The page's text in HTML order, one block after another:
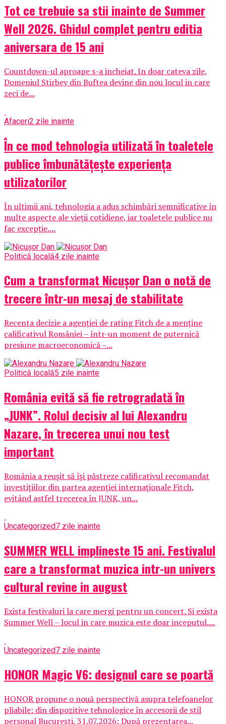
Tot ce trebuie sa stii inainte de Summer
Well 2026. Ghidul complet pentru editia
aniversara de 15 ani
Countdown-ul aproape s-a incheiat. In doar cateva zile,
Domeniul Stirbey din Buftea devine din nou locul in care
zeci de...
Afaceri2 zile inainte
În ce mod tehnologia utilizată în toaletele
publice îmbunătățește experiența
utilizatorilor
În ultimii ani, tehnologia a adus schimbări semnificative în
multe aspecte ale vieții cotidiene, iar toaletele publice nu
fac excepție....
Politică locală4 zile inainte
Cum a transformat Nicușor Dan o notă de
trecere într-un mesaj de stabilitate
Recenta decizie a agenției de rating Fitch de a menține
calificativul României – într-un moment de puternică
presiune macroeconomică –...
Politică locală5 zile inainte
România evită să fie retrogradată în
„JUNK”. Rolul decisiv al lui Alexandru
Nazare, în trecerea unui nou test
important
România a reușit să își păstreze calificativul recomandat
investițiilor din partea agenției internaționale Fitch,
evitând astfel trecerea în JUNK, un...
Uncategorized7 zile inainte
SUMMER WELL implineste 15 ani. Festivalul
care a transformat muzica intr-un univers
cultural revine in august
Exista festivaluri la care mergi pentru un concert. Si exista
Summer Well – locul in care muzica este doar inceputul....
Uncategorized7 zile inainte
HONOR Magic V6: designul care se poartă
HONOR propune o nouă perspectivă asupra telefoanelor
pliabile: din dispozitive tehnologice în accesorii de stil
personal București, 31.07.2026: După prezentarea...